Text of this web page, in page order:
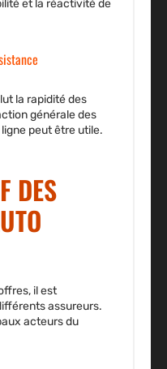
et la réactivité de
la rapidité des
générale des
peut être utile.
DES
il est
assureurs.
acteurs du